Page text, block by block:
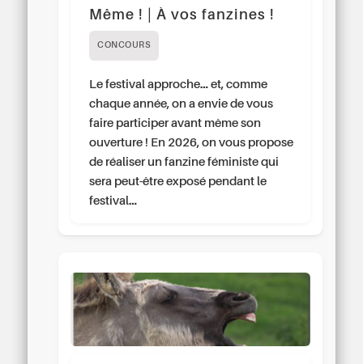
Même ! | À vos fanzines !
CONCOURS
Le festival approche… et, comme
chaque année, on a envie de vous
faire participer avant même son
ouverture ! En 2026, on vous propose
de réaliser un fanzine féministe qui
sera peut-être exposé pendant le
festival…